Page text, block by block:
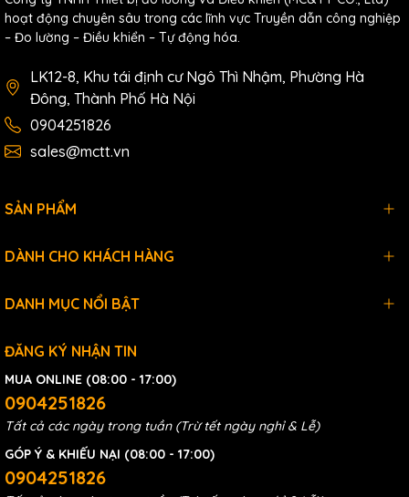
hoạt động chuyên sâu trong các lĩnh vực Truyền dẫn công nghiệp
– Đo lường – Điều khiển – Tự động hóa.
LK12-8, Khu tái định cư Ngô Thì Nhậm, Phường Hà
Đông, Thành Phố Hà Nội
0904251826
sales@mctt.vn
SẢN PHẨM
DÀNH CHO KHÁCH HÀNG
DANH MỤC NỔI BẬT
ĐĂNG KÝ NHẬN TIN
MUA ONLINE (08:00 - 17:00)
0904251826
Tất cả các ngày trong tuần (Trừ tết ngày nghỉ & Lễ)
GÓP Ý & KHIẾU NẠI (08:00 - 17:00)
0904251826